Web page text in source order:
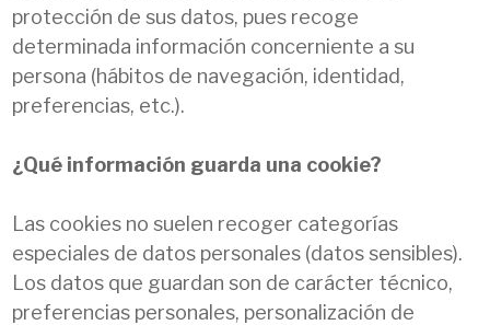
protección de sus datos, pues recoge
determinada información concerniente a su
persona (hábitos de navegación, identidad,
preferencias, etc.).
¿Qué información guarda una cookie?
Las cookies no suelen recoger categorías
especiales de datos personales (datos sensibles).
Los datos que guardan son de carácter técnico,
preferencias personales, personalización de